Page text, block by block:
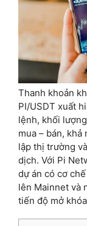
Thanh khoản
PI/USDT xuất
lệnh, khối
mua – bán,
lập thị trường
dịch. Với Pi
dự án có cơ
lên Mainnet và
tiến độ mở